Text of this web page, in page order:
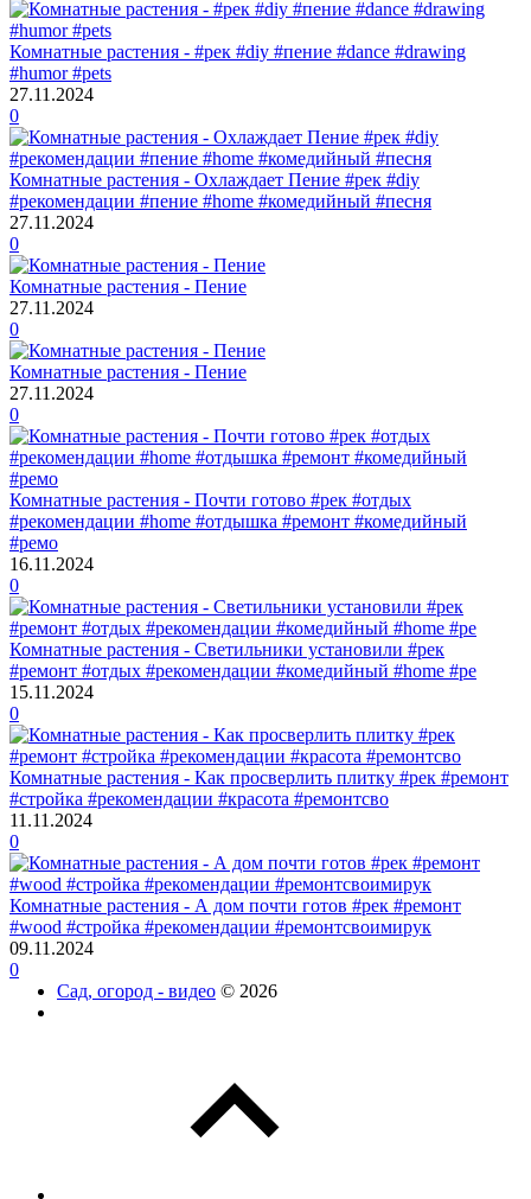
Комнатные растения - #рек #diy #пение #dance #drawing
#humor #pets
27.11.2024
0
Комнатные растения - Охлаждает Пение #рек #diy
#рекомендации #пение #home #комедийный #песня
27.11.2024
0
Комнатные растения - Пение
27.11.2024
0
Комнатные растения - Пение
27.11.2024
0
Комнатные растения - Почти готово #рек #отдых
#рекомендации #home #отдышка #ремонт #комедийный
#ремо
16.11.2024
0
Комнатные растения - Светильники установили #рек
#ремонт #отдых #рекомендации #комедийный #home #ре
15.11.2024
0
Комнатные растения - Как просверлить плитку #рек #ремонт
#стройка #рекомендации #красота #ремонтсво
11.11.2024
0
Комнатные растения - А дом почти готов #рек #ремонт
#wood #стройка #рекомендации #ремонтсвоимирук
09.11.2024
0
Сад, огород - видео © 2026